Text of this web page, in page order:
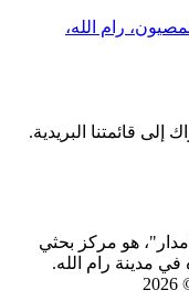
رام الله،
إلى قائمتنا البريدية.
هو مركز بحثي
مدينة رام الله.
©